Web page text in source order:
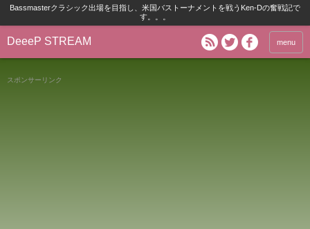
Bassmasterクラシック出場を目指し、米国バストーナメントを戦うKen-Dの奮戦記で
す。。。
DeeeP STREAM menu
スポンサーリンク